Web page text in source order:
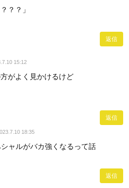
？？」
返信
15:12
がよく見かけるけど
返信
18:35
ャルがバカ強くなるって話
返信